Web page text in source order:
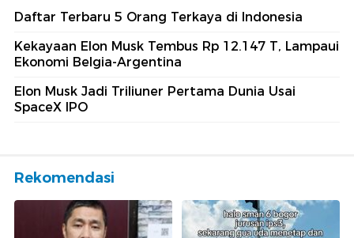
Daftar Terbaru 5 Orang Terkaya di Indonesia
Kekayaan Elon Musk Tembus Rp 12.147 T, Lampaui
Ekonomi Belgia-Argentina
Elon Musk Jadi Triliuner Pertama Dunia Usai
SpaceX IPO
Rekomendasi